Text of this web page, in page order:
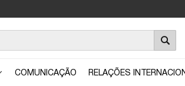
COMUNICAÇÃO RELAÇÕES